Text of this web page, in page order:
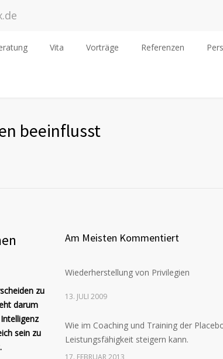
Vita Vorträge Referenzen
beeinflusst
zu
darum
sein zu
Am Meisten Kommentiert
Wiederherstellung von Privilegien
13. JULI 2009
Wie im Coaching und Training der
Leistungsfähigkeit steigern kann.